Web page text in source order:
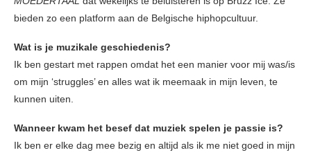
bieden zo een platform aan de Belgische hiphopcultuur.
Wat is je muzikale geschiedenis?
Ik ben gestart met rappen omdat het een manier voor mij was/is
om mijn ‘struggles’ en alles wat ik meemaak in mijn leven, te
kunnen uiten.
Wanneer kwam het besef dat muziek spelen je passie is?
Ik ben er elke dag mee bezig en altijd als ik me niet goed in mijn